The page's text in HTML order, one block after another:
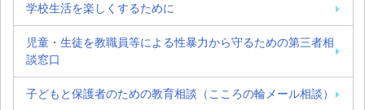
学校生活を楽しくするために
児童・生徒を教職員等による性暴力から守るための第三者相
談窓口
子どもと保護者のための教育相談（こころの輪メール相談）